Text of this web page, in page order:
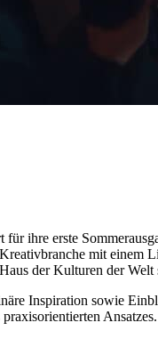
ihre erste
mit
der Kulturen der Welt
Inspiration sowie
Ansatzes.